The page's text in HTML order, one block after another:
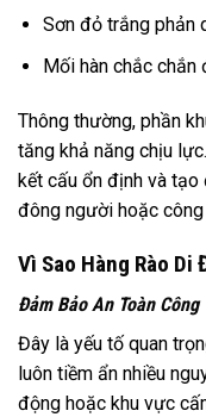
Sơn đỏ trắng phản
Mối hàn chắc
Thông thường, phần
tăng khả năng chịu
kết cấu ổn định và
đông người hoặc
Vì Sao Hàng Rào Di
Đảm Bảo An Toàn Công
Đây là yếu tố quan
luôn tiềm ẩn nhiều
động hoặc khu vực